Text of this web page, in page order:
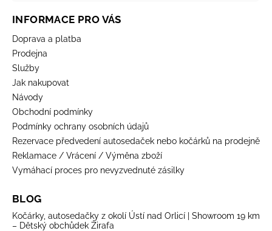
INFORMACE PRO VÁS
Doprava a platba
Prodejna
Služby
Jak nakupovat
Návody
Obchodní podmínky
Podmínky ochrany osobních údajů
Rezervace předvedení autosedaček nebo kočárků na prodejně
Reklamace / Vrácení / Výměna zboží
Vymáhací proces pro nevyzvednuté zásilky
BLOG
Kočárky, autosedačky z okolí Ústí nad Orlicí | Showroom 19 km
– Dětský obchůdek Žirafa